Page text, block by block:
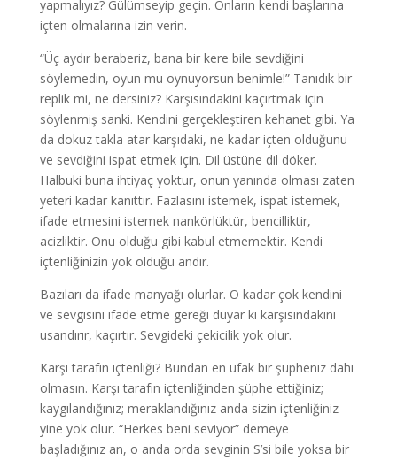
yapmalıyız? Gülümseyip geçin. Onların kendi başlarına
içten olmalarına izin verin.
“Üç aydır beraberiz, bana bir kere bile sevdiğini
söylemedin, oyun mu oynuyorsun benimle!” Tanıdık bir
replik mi, ne dersiniz? Karşısındakini kaçırtmak için
söylenmiş sanki. Kendini gerçekleştiren kehanet gibi. Ya
da dokuz takla atar karşıdaki, ne kadar içten olduğunu
ve sevdiğini ispat etmek için. Dil üstüne dil döker.
Halbuki buna ihtiyaç yoktur, onun yanında olması zaten
yeteri kadar kanıttır. Fazlasını istemek, ispat istemek,
ifade etmesini istemek nankörlüktür, bencilliktir,
acizliktir. Onu olduğu gibi kabul etmemektir. Kendi
içtenliğinizin yok olduğu andır.
Bazıları da ifade manyağı olurlar. O kadar çok kendini
ve sevgisini ifade etme gereği duyar ki karşısındakini
usandırır, kaçırtır. Sevgideki çekicilik yok olur.
Karşı tarafın içtenliği? Bundan en ufak bir şüpheniz dahi
olmasın. Karşı tarafın içtenliğinden şüphe ettiğiniz;
kaygılandığınız; meraklandığınız anda sizin içtenliğiniz
yine yok olur. “Herkes beni seviyor” demeye
başladığınız an, o anda orda sevginin S’si bile yoksa bir